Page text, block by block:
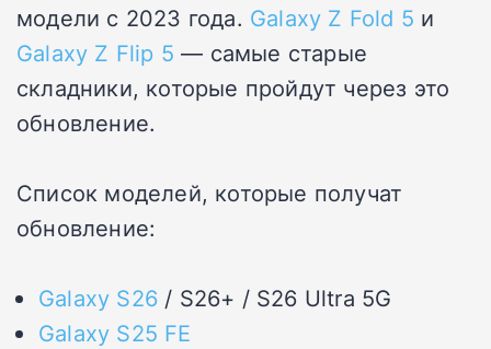
модели с 2023 года. Galaxy Z Fold 5 и
Galaxy Z Flip 5 — самые старые
складники, которые пройдут через это
обновление.
Список моделей, которые получат
обновление:
Galaxy S26 / S26+ / S26 Ultra 5G
Galaxy S25 FE